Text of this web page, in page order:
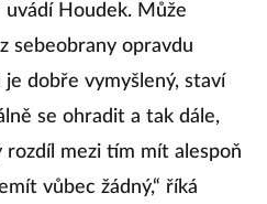
uvádí Houdek. Může
sebeobrany opravdu
dobře vymyšlený, staví
se ohradit a tak dále,
rozdíl mezi tím mít alespoň
vůbec žádný,“ říká